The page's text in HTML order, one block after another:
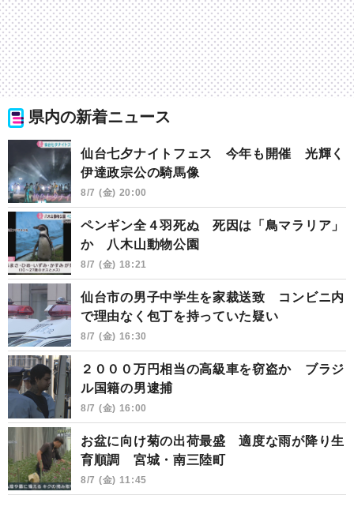
県内の新着ニュース
仙台七夕ナイトフェス 今年も開催 光輝く
伊達政宗公の騎馬像
8/7 (金) 20:00
ペンギン全４羽死ぬ 死因は「鳥マラリア」
か 八木山動物公園
8/7 (金) 18:21
仙台市の男子中学生を家裁送致 コンビニ内
で理由なく包丁を持っていた疑い
8/7 (金) 16:30
２０００万円相当の高級車を窃盗か ブラジ
ル国籍の男逮捕
8/7 (金) 16:00
お盆に向け菊の出荷最盛 適度な雨が降り生
育順調 宮城・南三陸町
8/7 (金) 11:45